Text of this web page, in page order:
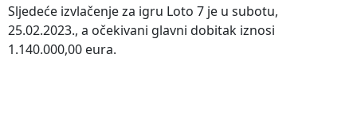
Sljedeće izvlačenje za igru Loto 7 je u subotu,
25.02.2023., a očekivani glavni dobitak iznosi
1.140.000,00 eura.